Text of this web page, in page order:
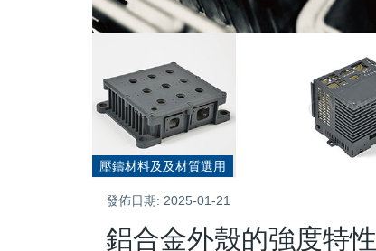
壓鑄材料及及材質選用
發佈日期: 2025-01-21
鋁合金外殼的強度特性